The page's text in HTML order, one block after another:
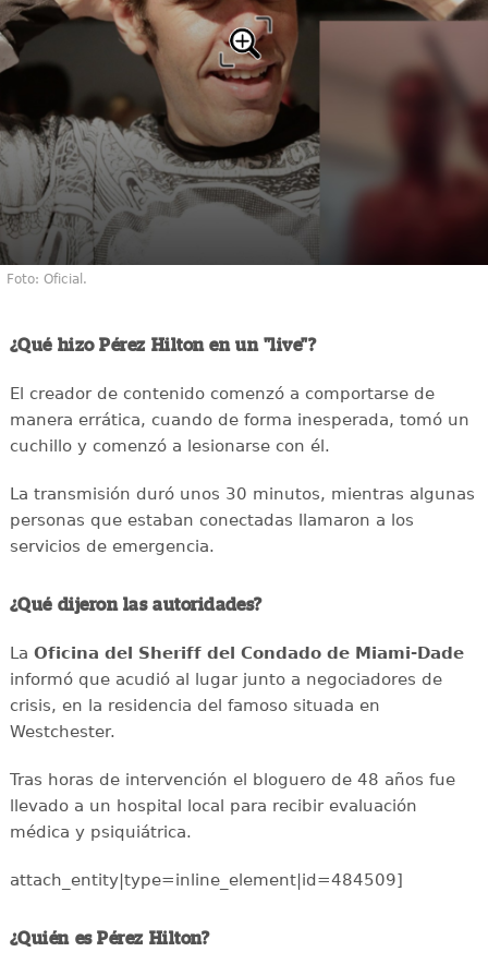
Foto: Oficial.
¿Qué hizo Pérez Hilton en un "live"?
El creador de contenido comenzó a comportarse de
manera errática, cuando de forma inesperada, tomó un
cuchillo y comenzó a lesionarse con él.
La transmisión duró unos 30 minutos, mientras algunas
personas que estaban conectadas llamaron a los
servicios de emergencia.
¿Qué dijeron las autoridades?
La Oficina del Sheriff del Condado de Miami-Dade
informó que acudió al lugar junto a negociadores de
crisis, en la residencia del famoso situada en
Westchester.
Tras horas de intervención el bloguero de 48 años fue
llevado a un hospital local para recibir evaluación
médica y psiquiátrica.
attach_entity|type=inline_element|id=484509]
¿Quién es Pérez Hilton?